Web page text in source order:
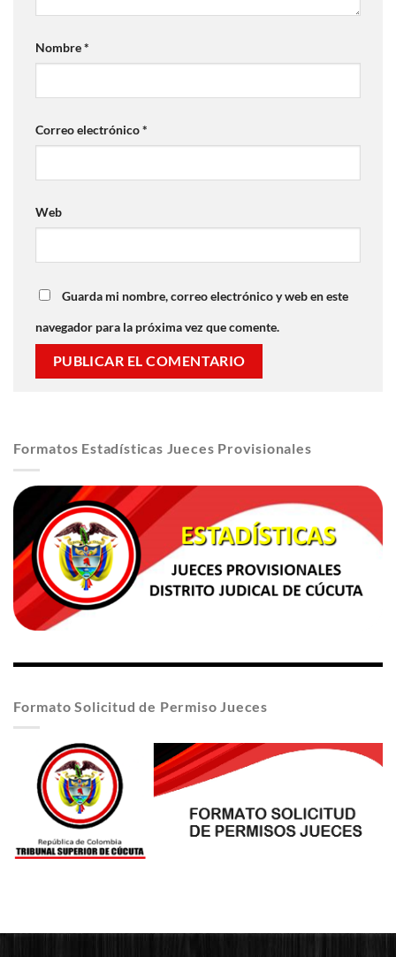
Nombre*
Correo electrónico*
Web
Guarda mi nombre, correo electrónico y web en este
navegador para la próxima vez que comente.
Formatos Estadísticas Jueces Provisionales
Formato Solicitud de Permiso Jueces